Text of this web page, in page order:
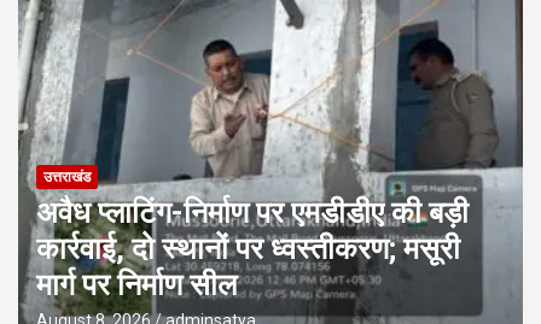
उत्तराखंड
अवैध प्लाटिंग-निर्माण पर एमडीडीए की बड़ी
कार्रवाई, दो स्थानों पर ध्वस्तीकरण; मसूरी
मार्ग पर निर्माण सील